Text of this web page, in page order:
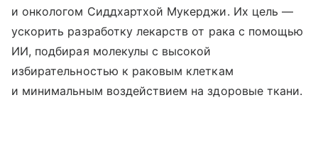
и онкологом Сиддхартхой Мукерджи. Их цель —
ускорить разработку лекарств от рака с помощью
ИИ, подбирая молекулы с высокой
избирательностью к раковым клеткам
и минимальным воздействием на здоровые ткани.